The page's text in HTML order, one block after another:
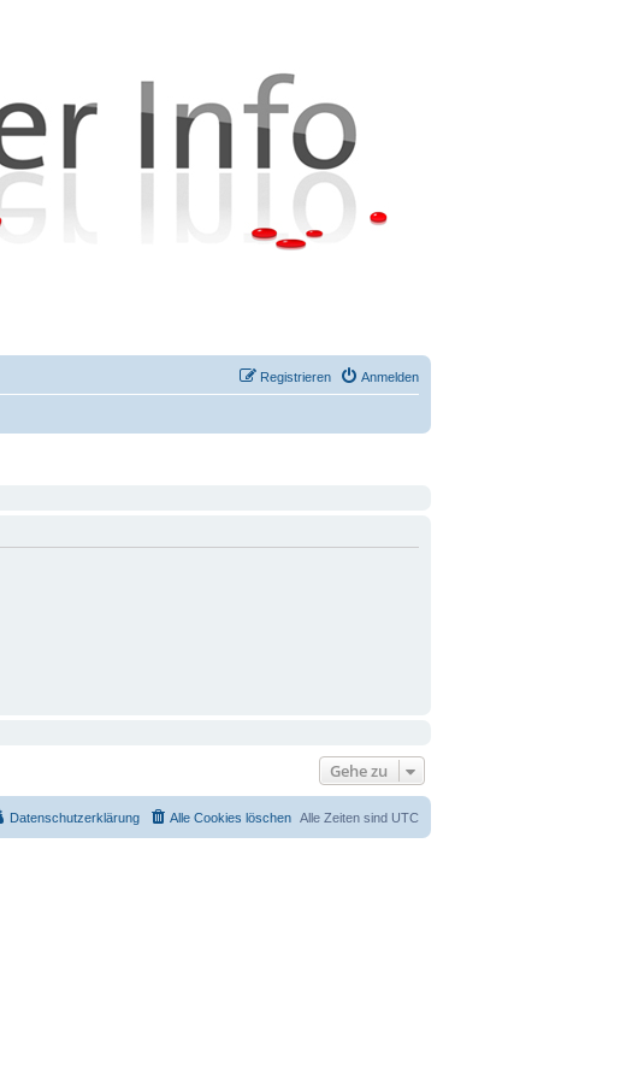
Anmelden
Registrieren
Gehe zu
Alle Zeiten sind UTC
Alle Cookies löschen
Datenschutzerklärung